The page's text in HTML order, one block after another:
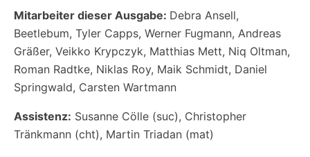
Mitarbeiter dieser Ausgabe: Debra Ansell,
Beetlebum, Tyler Capps, Werner Fugmann, Andreas
Gräßer, Veikko Krypczyk, Matthias Mett, Niq Oltman,
Roman Radtke, Niklas Roy, Maik Schmidt, Daniel
Springwald, Carsten Wartmann
Assistenz: Susanne Cölle (suc), Christopher
Tränkmann (cht), Martin Triadan (mat)